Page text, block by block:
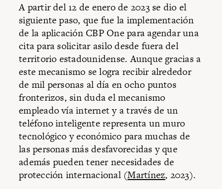
A partir del 12 de enero de 2023 se dio el
siguiente paso, que fue la implementación
de la aplicación CBP One para agendar una
cita para solicitar asilo desde fuera del
territorio estadounidense. Aunque gracias a
este mecanismo se logra recibir alrededor
de mil personas al día en ocho puntos
fronterizos, sin duda el mecanismo
empleado vía internet y a través de un
teléfono inteligente representa un muro
tecnológico y económico para muchas de
las personas más desfavorecidas y que
además pueden tener necesidades de
protección internacional (Martínez, 2023).